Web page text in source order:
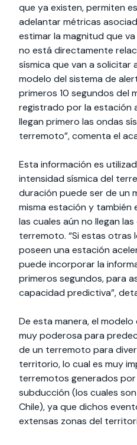
que ya existen, permiten
adelantar métricas
estimar la magnitud que
no está directamente
sísmica que van a solicitar
modelo del sistema de
primeros 10 segundos del
registrado por la estación
llegan primero las ondas
terremoto”, comenta el
Esta información es
intensidad sísmica del
duración puede ser de un
misma estación y también
las cuales aún no llegan
terremoto. “Si estas otras
poseen una estación
puede incorporar la
primeros segundos, para
capacidad predictiva”,
De esta manera, el
muy poderosa para
de un terremoto para
territorio, lo cual es muy
terremotos generados por
subducción (los cuales
Chile), ya que dichos
extensas zonas del